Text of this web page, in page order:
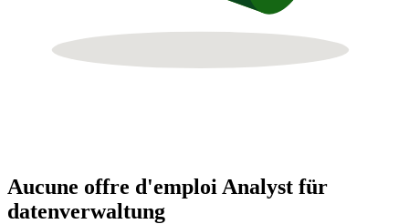
Aucune offre d'emploi Analyst für
datenverwaltung